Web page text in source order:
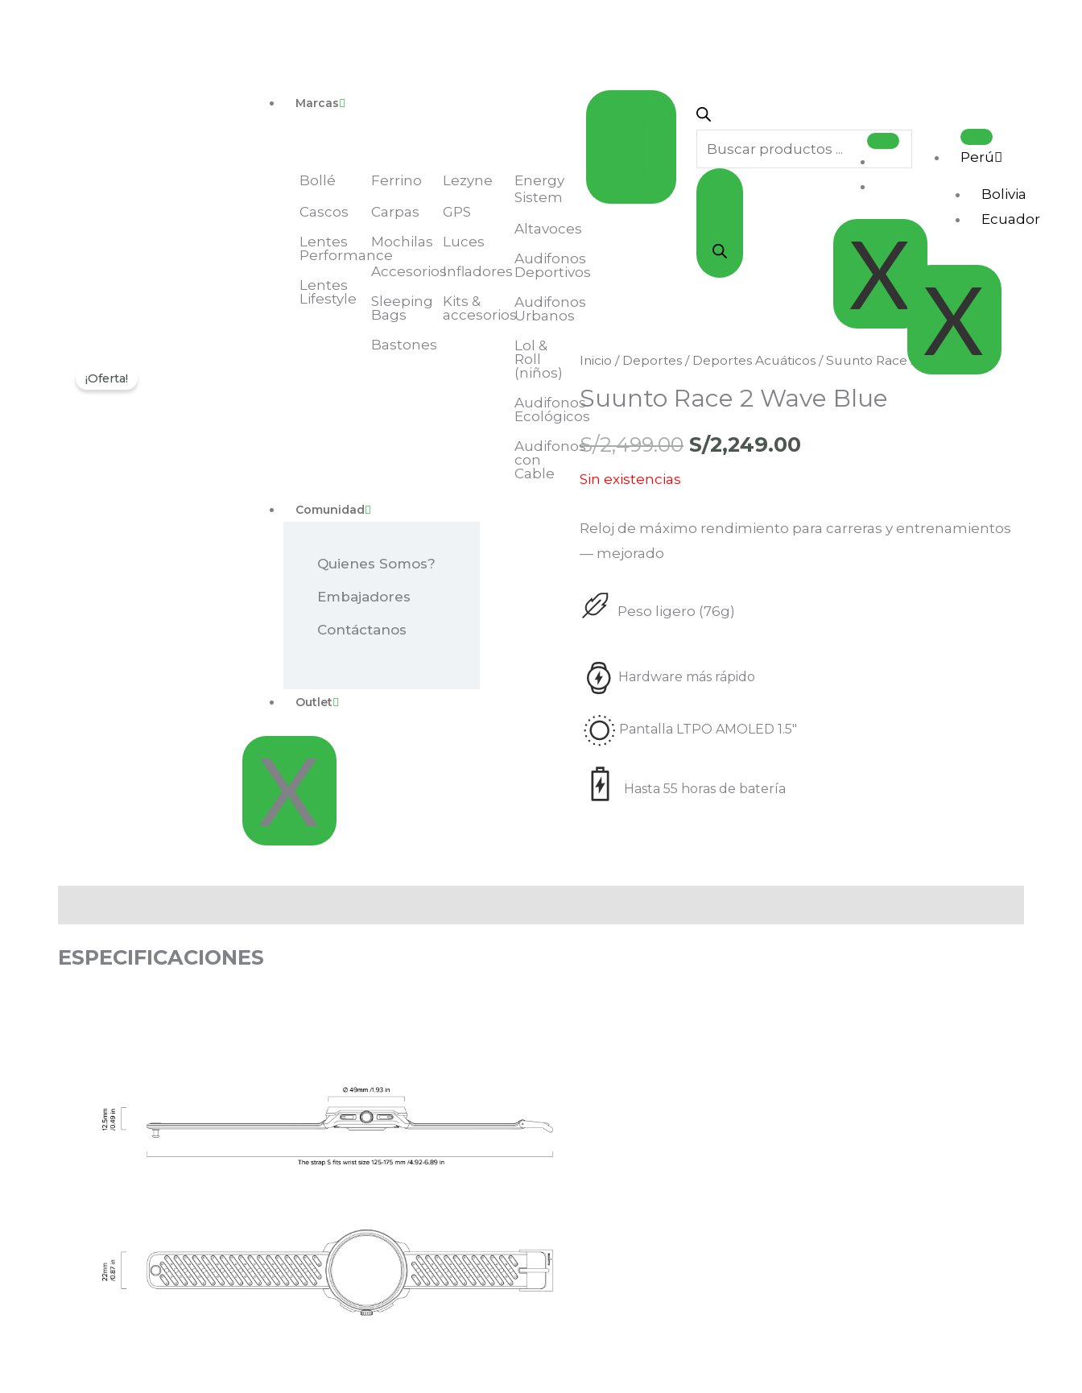
Marcas
Bollé
Cascos
Lentes
Performance
Lentes
Lifestyle
Ferrino
Carpas
Mochilas
Accesorios
Sleeping
Bags
Bastones
Lezyne
GPS
Luces
Infladores
Kits &
accesorios
Energy
Sistem
Altavoces
Audifonos
Deportivos
Audifonos
Urbanos
Lol &
Roll
(niños)
Audifonos
Ecológicos
Audifonos
con
Cable
Comunidad
Quienes Somos?
Embajadores
Contáctanos
Outlet
X
X
Perú
Bolivia
Ecuador
X
¡Oferta!
Inicio / Deportes / Deportes Acuáticos / Suunto Race 2 Wave Blue
Suunto Race 2 Wave Blue
S/2,499.00
El
precio
original
S/2,499.00.
S/2,249.00
El
precio
S/2,249.00.
Sin existencias
Reloj de máximo rendimiento para carreras y entrenamientos
— mejorado
Peso ligero (76g)
Hardware más rápido
Pantalla LTPO AMOLED 1.5″
Hasta 55 horas de batería
ESPECIFICACIONES